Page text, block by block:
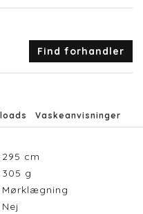
Find forhandler
Vaskeanvisninger
295 cm
305 g
Mørklægning
Nej